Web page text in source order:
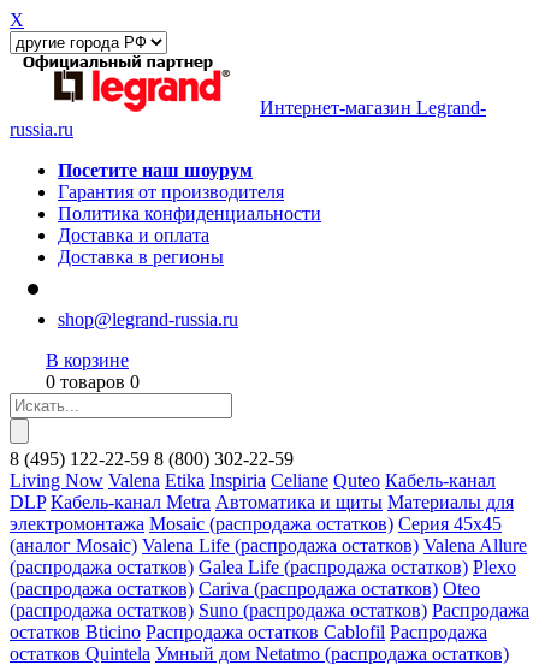
X
Интернет-магазин Legrand-
russia.ru
Посетите наш шоурум
Гарантия от производителя
Политика конфиденциальности
Доставка и оплата
Доставка в регионы
shop@legrand-russia.ru
В корзине
0 товаров 0
8 (495) 122-22-59 8 (800) 302-22-59
Living Now Valena Etika Inspiria Celiane Quteo Кабель-канал
DLP Кабель-канал Metra Автоматика и щиты Материалы для
электромонтажа Mosaic (распродажа остатков) Серия 45х45
(аналог Mosaic) Valena Life (распродажа остатков) Valena Allure
(распродажа остатков) Galea Life (распродажа остатков) Plexo
(распродажа остатков) Cariva (распродажа остатков) Oteo
(распродажа остатков) Suno (распродажа остатков) Распродажа
остатков Bticino Распродажа остатков Cablofil Распродажа
остатков Quintela Умный дом Netatmo (распродажа остатков)